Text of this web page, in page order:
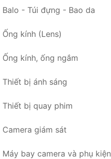
Balo - Túi đựng - Bao da
Ống kính (Lens)
Ống kính, ống ngắm
Thiết bị ánh sáng
Thiết bị quay phim
Camera giám sát
Máy bay camera và phụ kiện